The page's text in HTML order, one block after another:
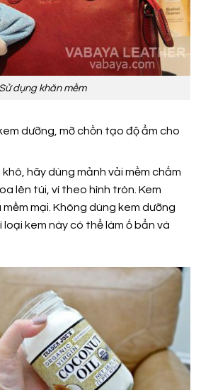
Sử dụng khăn mềm
dưỡng, mỡ chồn tạo độ ẩm cho
hãy dùng mảnh vải mềm chấm
lên túi, ví theo hình tròn. Kem
mại. Không dùng kem dưỡng
kem này có thể làm ố bẩn và